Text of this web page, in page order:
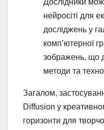
Дослідники
нейросіті для
досліджень у
комп’ютерної
зображень, що
методи та
Загалом,
Diffusion у
горизонти для